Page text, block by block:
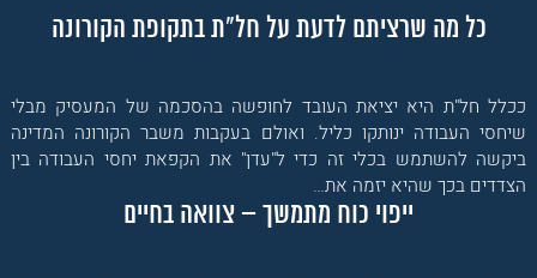
כל מה שרציתם לדעת על חל"ת בתקופת הקורונה
ככלל חל"ת היא יציאת העובד לחופשה בהסכמה של המעסיק מבלי
שיחסי העבודה ינותקו כליל. ואולם בעקבות משבר הקורונה המדינה
ביקשה להשתמש בכלי זה כדי ל"עדן" את הקפאת יחסי העבודה בין
הצדדים בכך שהיא יזמה את…
ייפוי כוח מתמשך – צוואה בחיים